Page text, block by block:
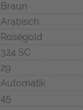
Braun
Arabisch
Roségold
324 SC
29
Automatik
45